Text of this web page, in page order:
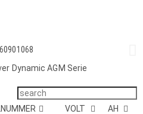
Dynamic AGM Serie
VOLT
AH